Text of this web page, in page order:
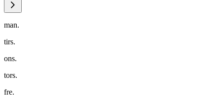
man.
tirs.
ons.
tors.
fre.